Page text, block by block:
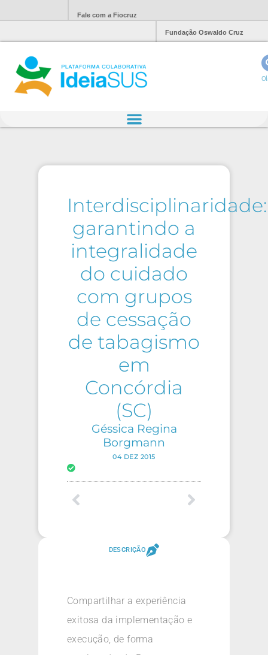
Fale com a Fiocruz
Fundação Oswaldo Cruz
Interdisciplinaridade:
garantindo a
integralidade
do cuidado
com grupos
de cessação
de tabagismo
em
Concórdia
(SC)
Géssica Regina
Borgmann
04 DEZ 2015
DESCRIÇÃO
Compartilhar a experiência
exitosa da implementação e
execução, de forma